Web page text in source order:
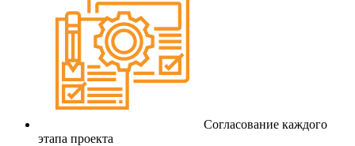
Согласование каждого
этапа проекта